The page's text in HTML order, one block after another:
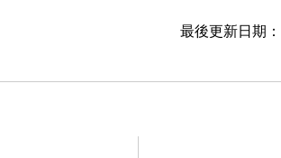
最後更新日期：